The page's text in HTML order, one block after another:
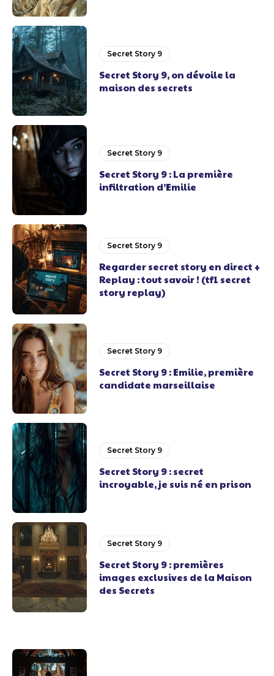
Secret Story 9
Secret Story 9, on dévoile la
maison des secrets
Secret Story 9
Secret Story 9 : La première
infiltration d’Emilie
Secret Story 9
Regarder secret story en direct +
Replay : tout savoir ! (tf1 secret
story replay)
Secret Story 9
Secret Story 9 : Emilie, première
candidate marseillaise
Secret Story 9
Secret Story 9 : secret
incroyable, je suis né en prison
Secret Story 9
Secret Story 9 : premières
images exclusives de la Maison
des Secrets